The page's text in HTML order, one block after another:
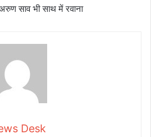
साव भी साथ में रवाना
Desk